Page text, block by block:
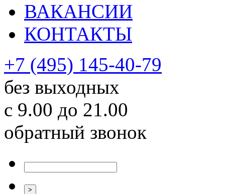
ВАКАНСИИ
КОНТАКТЫ
+7 (495) 145-40-79
без выходных
с 9.00 до 21.00
обратный звонок